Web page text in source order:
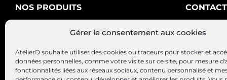
Gérer le consentement aux cookies
AtelierD souhaite utiliser des cookies ou traceurs pour stocker et
données personnelles, comme votre visite sur ce site, pour mesure
fonctionnalités liées aux réseaux sociaux, contenu personnalisé et
NOS PRODUITS
Alternateurs – Démarreurs
CONTACT
AtelierD
88200
03 29 22 34